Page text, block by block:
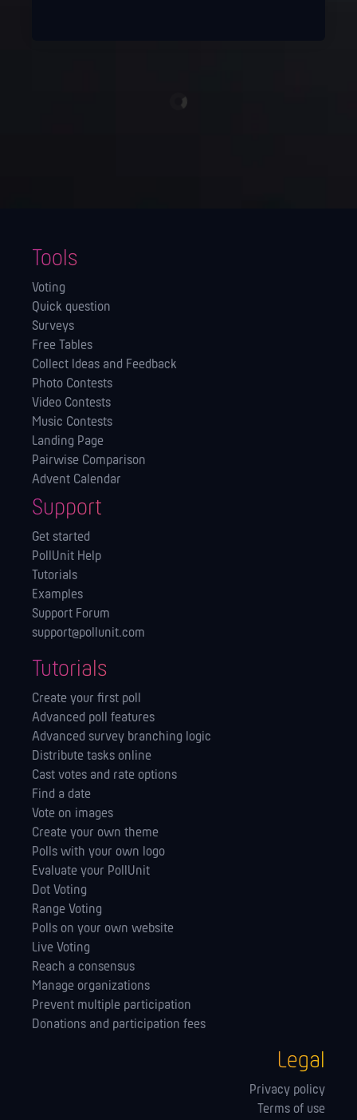
Tools
Voting
Quick question
Surveys
Free Tables
Collect Ideas and Feedback
Photo Contests
Video Contests
Music Contests
Landing Page
Pairwise Comparison
Advent Calendar
Support
Get started
PollUnit Help
Tutorials
Examples
Support Forum
support@pollunit.com
Tutorials
Create your first poll
Advanced poll features
Advanced survey branching logic
Distribute tasks online
Cast votes and rate options
Find a date
Vote on images
Create your own theme
Polls with your own logo
Evaluate your PollUnit
Dot Voting
Range Voting
Polls on your own website
Live Voting
Reach a consensus
Manage orga­nizations
Prevent multiple participation
Donations and participation fees
Legal
Privacy policy
Terms of use